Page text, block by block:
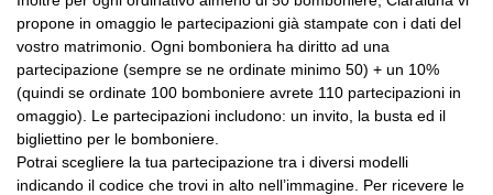
propone in omaggio le partecipazioni già stampate con i dati del
vostro matrimonio. Ogni bomboniera ha diritto ad una
partecipazione (sempre se ne ordinate minimo 50) + un 10%
(quindi se ordinate 100 bomboniere avrete 110 partecipazioni in
omaggio). Le partecipazioni includono: un invito, la busta ed il
bigliettino per le bomboniere.
Potrai scegliere la tua partecipazione tra i diversi modelli
indicando il codice che trovi in alto nell’immagine. Per ricevere le